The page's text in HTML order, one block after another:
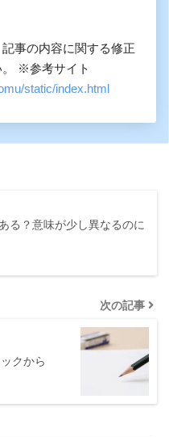
事の内容に関する修正
。 ※参考サイト
static/index.html
る？意味が少し異なるのに
次の記事
クから